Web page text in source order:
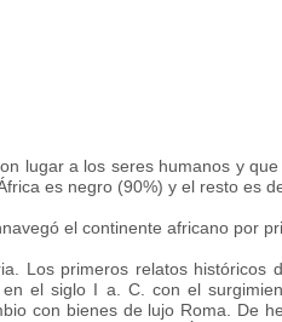
lugar a los seres humanos y
es negro (90%) y el resto es
el continente africano por
Los primeros relatos históricos
el siglo I a. C. con el
con bienes de lujo Roma. De